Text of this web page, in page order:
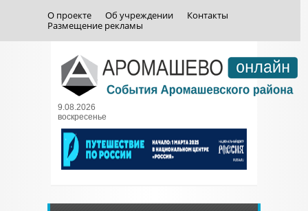
О проекте Об учреждении
Контакты
Размещение рекламы
9.08.2026
воскресенье